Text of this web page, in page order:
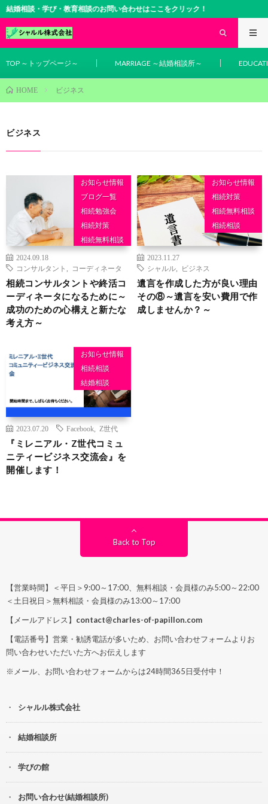
結婚相談・学び・教育相談のお問い合わせはここをクリック！
TOP ～トップページ～ MARRIAGE ～結婚相談所～
HOME ビジネス
ビジネス
お知らせ情報
ブログ一覧
相続勉強会
相続対策
相続無料相談
2024.09.18
コンサルタント
コーディネータ
相続コンサルタントや終活コ
ーディネータになるために～
成功のための心構えと新たな
考え方～
お知らせ情報
相続対策
相続無料相談
相続相談
2023.11.27
シャルル
ビジネス
遺言を作成した方が良い理由
その⑧～遺言を安い費用で作
成しませんか？～
お知らせ情報
相続相談
結婚相談
2023.07.20 Facebook Z世代
『ミレニアル・Z世代コミュ
ニティービジネス交流会』を
開催します！
Back to Top
【営業時間】＜平日＞9:00～17:00、無料相談・会員様のみ5:00～22:00
＜土日祝日＞無料相談・会員様のみ13:00～17:00
【メールアドレス】 contact@charles-of-papillon.com
【電話番号】営業・勧誘電話が多いため、お問い合わせフォームよりお
問い合わせいただいた方へお伝えします
※メール、お問い合わせフォームからは24時間365日受付中！
シャルル株式会社
結婚相談所
学びの館
お問い合わせ(結婚相談所)